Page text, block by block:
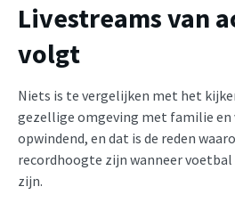
Livestreams van
volgt
Niets is te vergelijken met het
gezellige omgeving met familie en
opwindend, en dat is de reden
recordhoogte zijn wanneer voetbal
zijn.